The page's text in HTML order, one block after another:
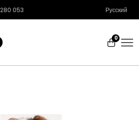
053 Русский
0